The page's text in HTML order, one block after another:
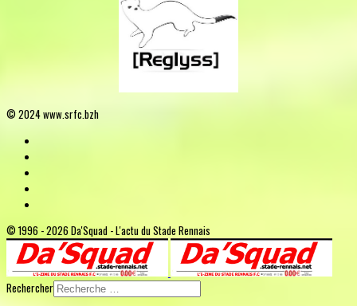
© 2024 www.srfc.bzh
© 1996 - 2026 Da'Squad - L'actu du Stade Rennais
Rechercher